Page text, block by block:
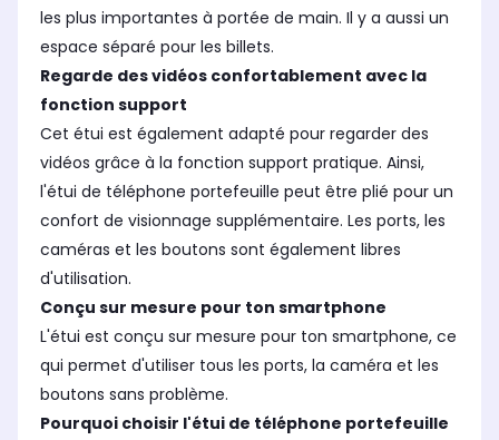
les plus importantes à portée de main. Il y a aussi un
espace séparé pour les billets.
Regarde des vidéos confortablement avec la
fonction support
Cet étui est également adapté pour regarder des
vidéos grâce à la fonction support pratique. Ainsi,
l'étui de téléphone portefeuille peut être plié pour un
confort de visionnage supplémentaire. Les ports, les
caméras et les boutons sont également libres
d'utilisation.
Conçu sur mesure pour ton smartphone
L'étui est conçu sur mesure pour ton smartphone, ce
qui permet d'utiliser tous les ports, la caméra et les
boutons sans problème.
Pourquoi choisir l'étui de téléphone portefeuille